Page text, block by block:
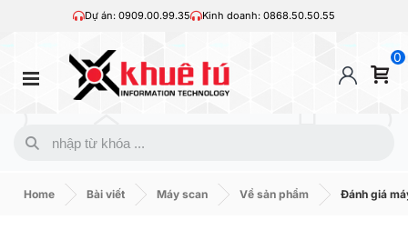
Dự án: 0909.00.99.35 Kinh doanh: 0868.50.50.55
0
Home Bài viết Máy scan Về sản phẩm Đánh giá